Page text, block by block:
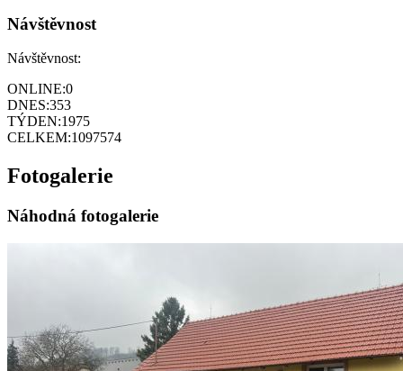
Návštěvnost
Návštěvnost:
ONLINE:0
DNES:353
TÝDEN:1975
CELKEM:1097574
Fotogalerie
Náhodná fotogalerie